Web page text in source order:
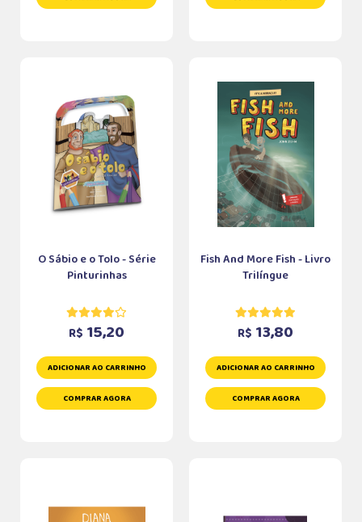
O Sábio e o Tolo - Série
Pinturinhas
R$ 15,20
ADICIONAR AO CARRINHO
COMPRAR AGORA
Fish And More Fish - Livro
Trilíngue
R$ 13,80
ADICIONAR AO CARRINHO
COMPRAR AGORA